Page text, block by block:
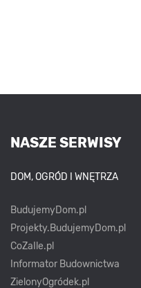
NASZE SERWISY
DOM, OGRÓD I WNĘTRZA
BudujemyDom.pl
Projekty.BudujemyDom.pl
CoZaIle.pl
Informator Budownictwa
ZielonyOgródek.pl